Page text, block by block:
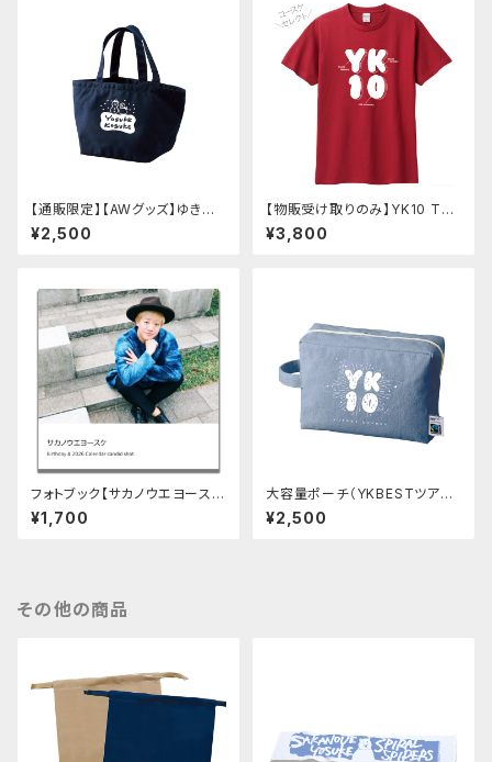
【通販限定】【AWグッズ】ゆきだ
るまランチバッグ（ヨースケコー
スケ）
¥2,500
【物販受け取りのみ】YK10 Tシ
ャツ(レッド・ライトブルー)
¥3,800
フォトブック【サカノウエヨース
ケ Birthday&2026calenda
r candid shots 】
¥1,700
大容量ポーチ（YKBESTツア
ー）
¥2,500
その他の商品